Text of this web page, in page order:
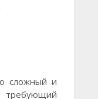
сложный и